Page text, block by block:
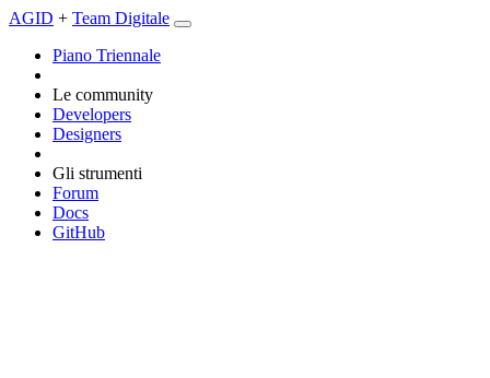
AGID + Team Digitale
Piano Triennale
Le community
Developers
Designers
Gli strumenti
Forum
Docs
GitHub